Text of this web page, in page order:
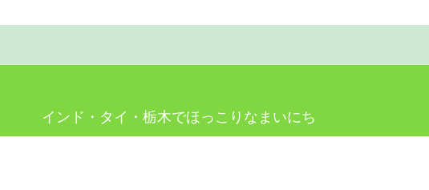
インド・タイ・栃木でほっこりなまいにち